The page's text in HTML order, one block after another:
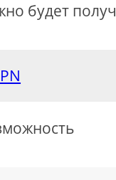
будет